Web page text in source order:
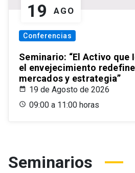
19 AGO
Conferencias
Seminario: “El Activo que
el envejecimiento
mercados y estrategia”
19 de Agosto de 2026
09:00 a 11:00 horas
Seminarios